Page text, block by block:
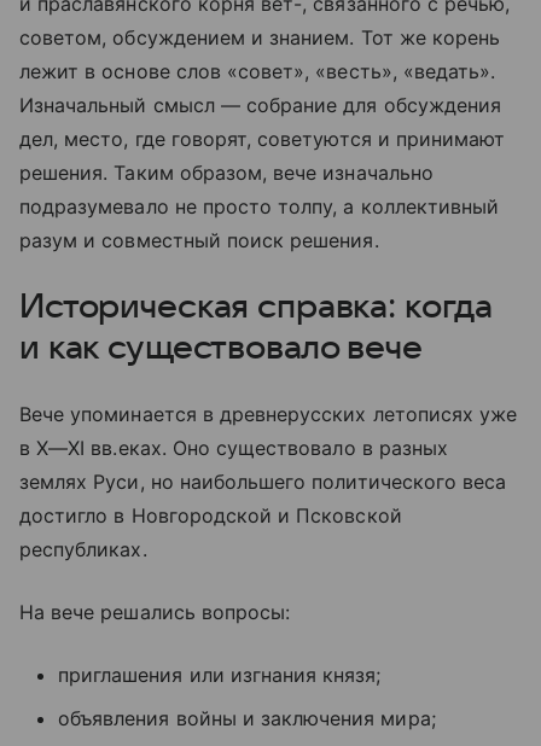
советом, обсуждением и знанием. Тот же корень
лежит в основе слов «совет», «весть», «ведать».
Изначальный смысл — собрание для обсуждения
дел, место, где говорят, советуются и принимают
решения. Таким образом, вече изначально
подразумевало не просто толпу, а коллективный
разум и совместный поиск решения.
Историческая справка: когда
и как существовало вече
Вече упоминается в древнерусских летописях уже
вX—XI вв.еках. Оно существовало в разных
землях Руси, но наибольшего политического веса
достигло в Новгородской и Псковской
республиках.
На вече решались вопросы:
приглашения или изгнания князя;
объявления войны и заключения мира;